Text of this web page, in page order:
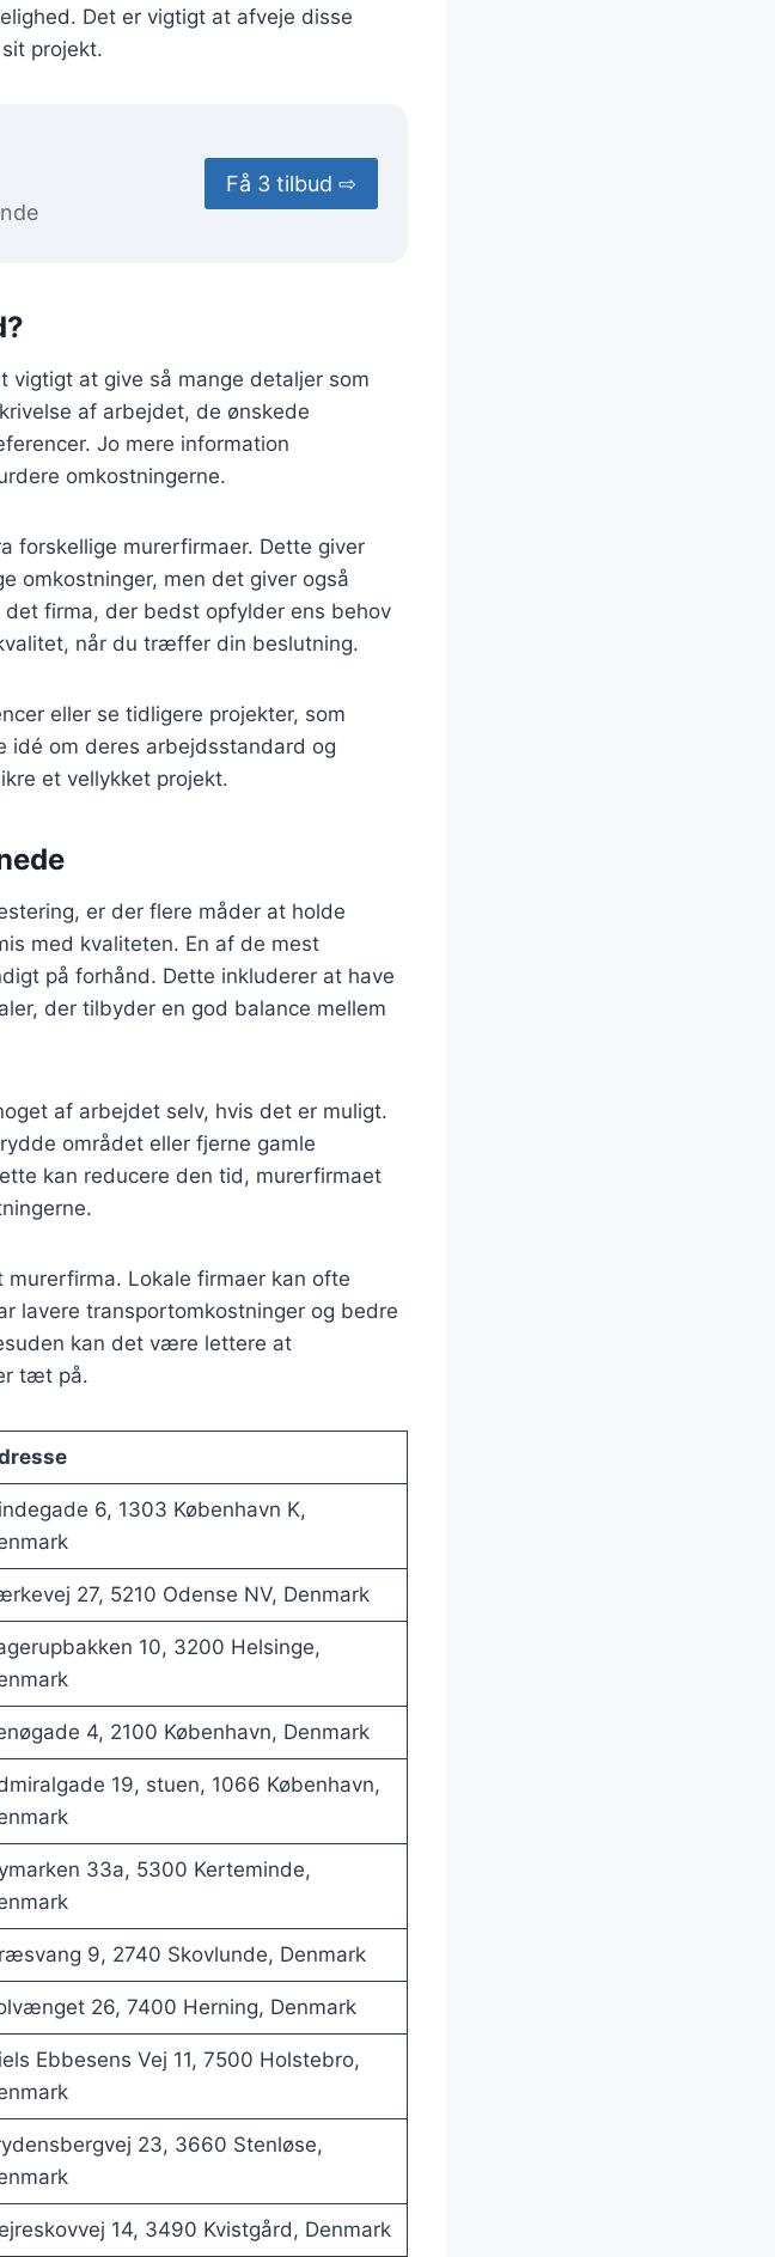
Det er vigtigt at afveje disse
projekt.
Få 3 tilbud ⇨
at give så mange detaljer som
af arbejdet, de ønskede
Jo mere information
omkostningerne.
forskellige murerfirmaer. Dette giver
omkostninger, men det giver også
firma, der bedst opfylder ens behov
når du træffer din beslutning.
eller se tidligere projekter, som
idé om deres arbejdsstandard og
et vellykket projekt.
er der flere måder at holde
med kvaliteten. En af de mest
på forhånd. Dette inkluderer at have
der tilbyder en god balance mellem
af arbejdet selv, hvis det er muligt.
området eller fjerne gamle
kan reducere den tid, murerfirmaet
Lokale firmaer kan ofte
lavere transportomkostninger og bedre
kan det være lettere at
tæt på.
6, 1303 København K,
27, 5210 Odense NV, Denmark
10, 3200 Helsinge,
4, 2100 København, Denmark
19, stuen, 1066 København,
33a, 5300 Kerteminde,
9, 2740 Skovlunde, Denmark
26, 7400 Herning, Denmark
Ebbesens Vej 11, 7500 Holstebro,
23, 3660 Stenløse,
14, 3490 Kvistgård, Denmark